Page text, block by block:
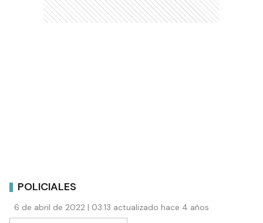
POLICIALES
6 de abril de 2022 | 03:13 actualizado hace 4 años